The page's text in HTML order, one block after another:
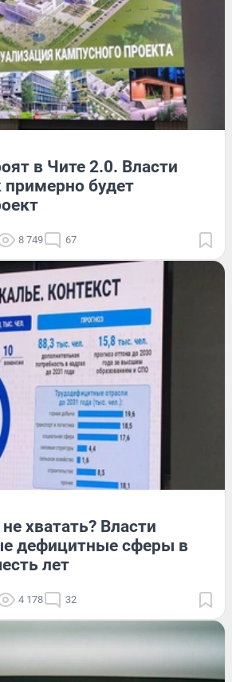
в Чите 2.0. Власти
примерно будет
8 749 67
хватать? Власти
дефицитные сферы в
лет
4 178 32